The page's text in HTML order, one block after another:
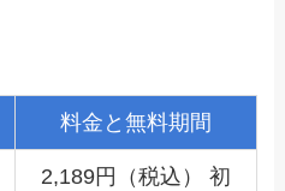
料金と無料期間
2,189円（税込） 初